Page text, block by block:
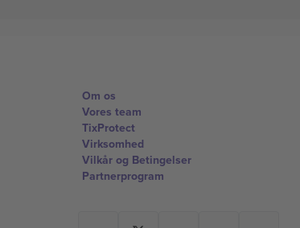
Om os
Vores team
TixProtect
Virksomhed
Vilkår og Betingelser
Partnerprogram